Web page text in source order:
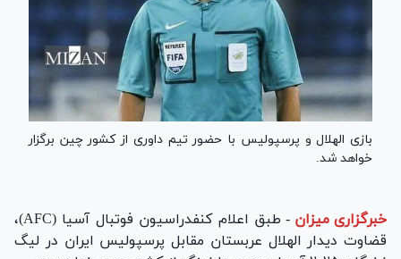
بازی الهلال و پرسپولیس با حضور تیم داوری از کشور چین برگزار
خواهد شد.
خبرگزاری میزان -
طبق اعلام کنفدراسیون فوتبال آسیا (AFC)،
قضاوت دیدار الهلال عربستان مقابل پرسپولیس ایران در لیگ